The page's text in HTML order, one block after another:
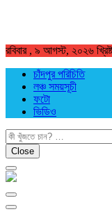
রবিবার , ৯ আগস্ট, ২০২৬
চাঁদপুর পরিচিতি
লঞ্চ সময়সূচী
ফটো
ভিডিও
Close